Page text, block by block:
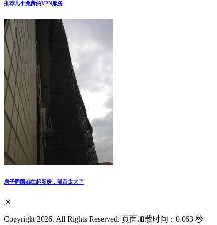
推荐几个免费的VPN服务
房子周围都在起新房，噪音太大了
Copyright 2026. All Rights Reserved. 页面加载时间：0.063 秒